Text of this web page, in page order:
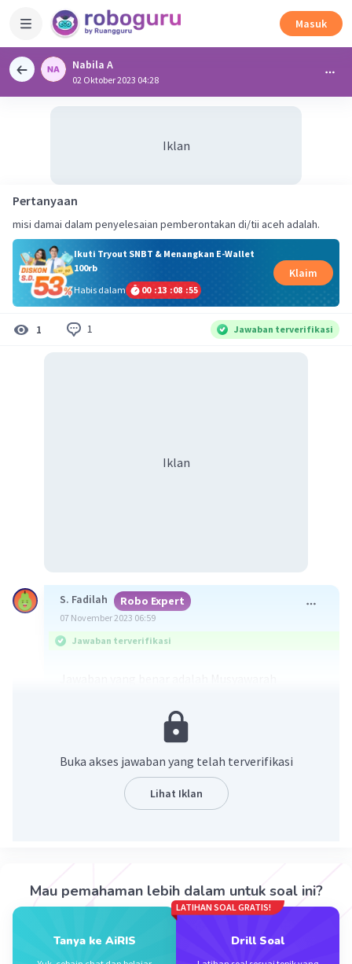
Masuk
Nabila A
02 Oktober 2023 04:28
Iklan
Pertanyaan
misi damai dalam penyelesaian pemberontakan di/tii aceh adalah.
Ikuti Tryout SNBT & Menangkan E-Wallet
100rb
Habis dalam
00 :13 :08 :54
Klaim
1 1 Jawaban terverifikasi
Iklan
S. Fadilah Robo Expert
07 November 2023 06:59
Jawaban terverifikasi
Penumpasan DI/TII di Aceh dilakukan dengan
cara damai atas inisiatif Kolonel Yasin dengan
mengadakan Musyawarah Kerukunan Rakyat
Aceh yang berlangsung pada tanggal 17-21
Desember 1962. Musyawarah tersebut mendapat
Jadi, jawaban yang benar adalah Musyawarah
Kerukunan Rakyat Aceh.
·0.0(0 Balas
Buka akses jawaban yang telah terverifikasi
Lihat Iklan
Mau pemahaman lebih dalam untuk soal ini?
Tanya ke AiRIS
LATIHAN SOAL GRATIS!
Drill Soal